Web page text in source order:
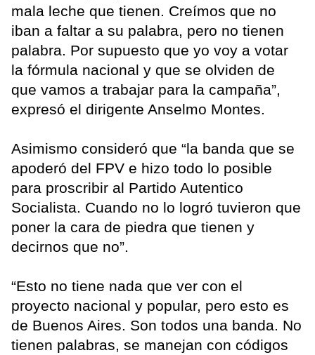
mala leche que tienen. Creímos que no
iban a faltar a su palabra, pero no tienen
palabra. Por supuesto que yo voy a votar
la fórmula nacional y que se olviden de
que vamos a trabajar para la campaña”,
expresó el dirigente Anselmo Montes.
Asimismo consideró que “la banda que se
apoderó del FPV e hizo todo lo posible
para proscribir al Partido Autentico
Socialista. Cuando no lo logró tuvieron que
poner la cara de piedra que tienen y
decirnos que no”.
“Esto no tiene nada que ver con el
proyecto nacional y popular, pero esto es
de Buenos Aires. Son todos una banda. No
tienen palabras, se manejan con códigos